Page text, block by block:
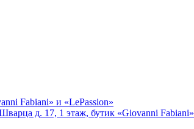
Fabiani» и «LePassion»
д. 17, 1 этаж, бутик «Giovanni Fabiani»